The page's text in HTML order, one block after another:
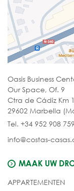
Oasis Business
Our Space, Of. 9
Ctra de Cádiz Km
29602 Marbella
Tel. +34 952 908 759
info@costas-
MAAK UW
APPARTEMENTEN